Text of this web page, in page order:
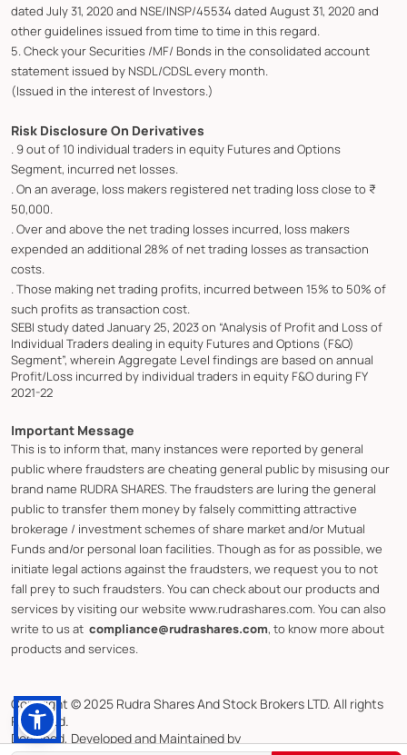
dated July 31, 2020 and NSE/INSP/45534 dated August 31, 2020 and
other guidelines issued from time to time in this regard.
5. Check your Securities /MF/ Bonds in the consolidated account
statement issued by NSDL/CDSL every month.
(Issued in the interest of Investors.)
Risk Disclosure On Derivatives
. 9 out of 10 individual traders in equity Futures and Options
Segment, incurred net losses.
. On an average, loss makers registered net trading loss close to ₹
50,000.
. Over and above the net trading losses incurred, loss makers
expended an additional 28% of net trading losses as transaction
costs.
. Those making net trading profits, incurred between 15% to 50% of
such profits as transaction cost.
SEBI study dated January 25, 2023 on “Analysis of Profit and Loss of
Individual Traders dealing in equity Futures and Options (F&O)
Segment”, wherein Aggregate Level findings are based on annual
Profit/Loss incurred by individual traders in equity F&O during FY
2021-22
Important Message
This is to inform that, many instances were reported by general
public where fraudsters are cheating general public by misusing our
brand name RUDRA SHARES. The fraudsters are luring the general
public to transfer them money by falsely committing attractive
brokerage / investment schemes of share market and/or Mutual
Funds and/or personal loan facilities. Though as for as possible, we
initiate legal actions against the fraudsters, we request you to not
fall prey to such fraudsters. You can check about our products and
services by visiting our website www.rudrashares.com. You can also
write to us at compliance@rudrashares.com, to know more about
products and services.
Copyright © 2025 Rudra Shares And Stock Brokers LTD. All rights
Reserved.
Designed, Developed and Maintained by